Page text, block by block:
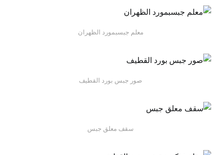
معلم جبسبمورد الظهران
صور جبس بورد القطيف
سقف معلق جبس